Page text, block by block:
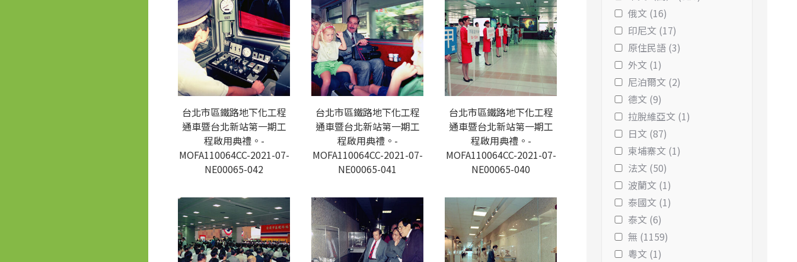
台北市區鐵路地下化工程
通車暨台北新站第一期工
程啟用典禮。-
MOFA110064CC-2021-07-
NE00065-042
台北市區鐵路地下化工程
通車暨台北新站第一期工
程啟用典禮。-
MOFA110064CC-2021-07-
NE00065-041
台北市區鐵路地下化工程
通車暨台北新站第一期工
程啟用典禮。-
MOFA110064CC-2021-07-
NE00065-040
俄文 (16)
印尼文 (17)
原住民語 (3)
外文 (1)
尼泊爾文 (2)
德文 (9)
拉脫維亞文 (1)
日文 (87)
柬埔寨文 (1)
法文 (50)
波蘭文 (1)
泰國文 (1)
泰文 (6)
無 (1159)
粵文 (1)